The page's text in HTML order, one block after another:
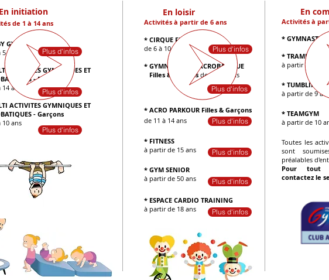
initiation
de 1 à 14 ans
GYM
5 ans
ACTIVITES GYMNIQUES ET
- Filles
ans
ACTIVITES GYMNIQUES ET
- Garçons
10ans
En
Activités à
*
* TRAMPOLINE
à partir de 7 ans
* TUMBLING
à partir de 9 ans
* TEAMGYM
à partir de 10
Toutes les
sont
préalables
Pour tout
contactez le
En loisir
Activités à partir de 6 ans
* CIRQUE Filles & Garçons
de 6 à 10 ans
* GYMNASTIQUE ACROBATIQUE
Filles & garçons de 7 à 14 ans
* ACRO PARKOUR Filles & Garçons
de 11 à 14 ans
* FITNESS
à partir de 15 ans
* GYM SENIOR
à partir de 50 ans
* ESPACE CARDIO TRAINING
à partir de 18 ans
Plus d'infos
Plus d'infos
Plus d'infos
Plus d'infos
Plus d'infos
Plus d'infos
Plus d'infos
Plus d'infos
Plus d'infos